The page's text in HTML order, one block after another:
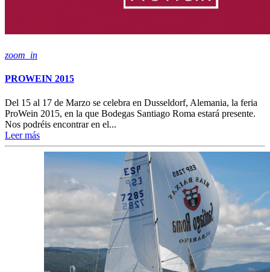
zoom_in
PROWEIN 2015
Del 15 al 17 de Marzo se celebra en Dusseldorf, Alemania, la feria
ProWein 2015, en la que Bodegas Santiago Roma estará presente.
Nos podréis encontrar en el...
Leer más